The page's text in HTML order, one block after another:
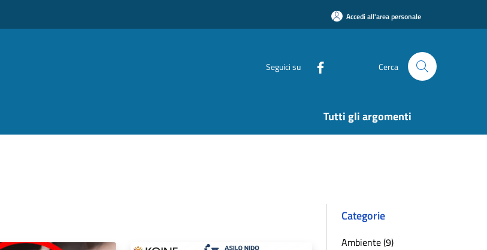
Accedi all'area personale
Seguici su Cerca
Tutti gli argomenti
Categorie
Ambiente (9)